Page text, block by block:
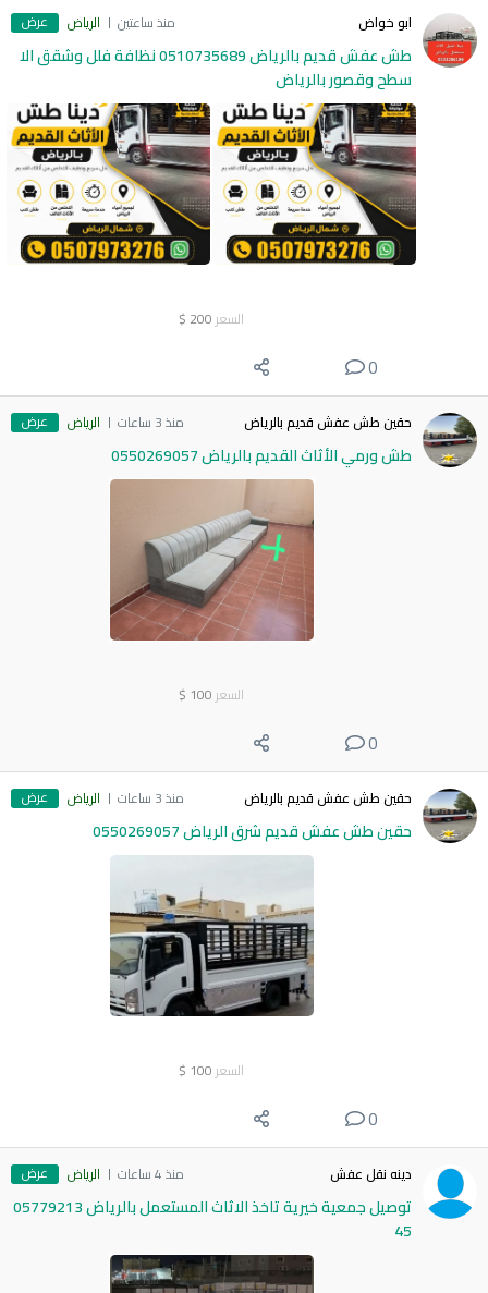
ابو خواض منذ ساعتين الرياض عرض
طش عفش قديم بالرياض 0510735689 نظافة فلل وشقق الا
سطح وقصور بالرياض
السعر 200
$
0
حقين طش عفش قديم بالرياض منذ 3 ساعات الرياض عرض
طش ورمي الأثاث القديم بالرياض 0550269057
السعر 100
$
0
حقين طش عفش قديم بالرياض منذ 3 ساعات الرياض عرض
حقين طش عفش قديم شرق الرياض 0550269057
السعر 100
$
0
دينه نقل عفش منذ 4 ساعات الرياض عرض
توصيل جمعية خيرية تاخذ الاثاث المستعمل بالرياض 05779213
45